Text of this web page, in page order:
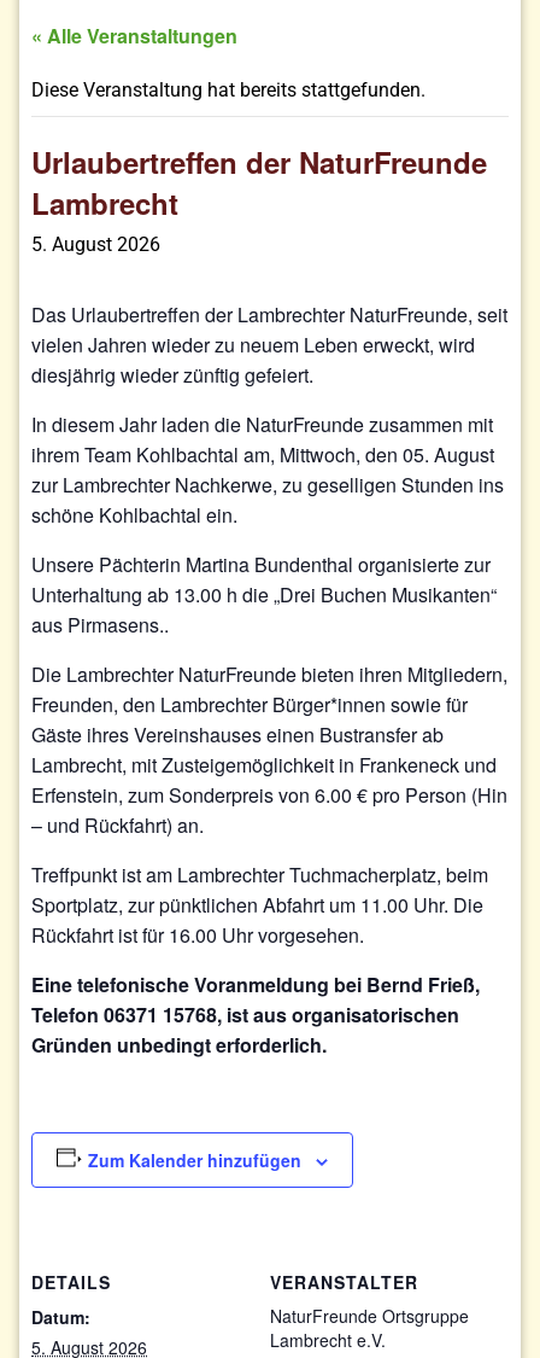
« Alle Veranstaltungen
Diese Veranstaltung hat bereits stattgefunden.
Urlaubertreffen der NaturFreunde
Lambrecht
5. August 2026
Das Urlaubertreffen der Lambrechter NaturFreunde, seit
vielen Jahren wieder zu neuem Leben erweckt, wird
diesjährig wieder zünftig gefeiert.
In diesem Jahr laden die NaturFreunde zusammen mit
ihrem Team Kohlbachtal am, Mittwoch, den 05. August
zur Lambrechter Nachkerwe, zu geselligen Stunden ins
schöne Kohlbachtal ein.
Unsere Pächterin Martina Bundenthal organisierte zur
Unterhaltung ab 13.00 h die „Drei Buchen Musikanten“
aus Pirmasens..
Die Lambrechter NaturFreunde bieten ihren Mitgliedern,
Freunden, den Lambrechter Bürger*innen sowie für
Gäste ihres Vereinshauses einen Bustransfer ab
Lambrecht, mit Zusteigemöglichkeit in Frankeneck und
Erfenstein, zum Sonderpreis von 6.00 € pro Person (Hin
– und Rückfahrt) an.
Treffpunkt ist am Lambrechter Tuchmacherplatz, beim
Sportplatz, zur pünktlichen Abfahrt um 11.00 Uhr. Die
Rückfahrt ist für 16.00 Uhr vorgesehen.
Eine telefonische Voranmeldung bei Bernd Frieß,
Telefon 06371 15768, ist aus organisatorischen
Gründen unbedingt erforderlich.
Zum Kalender hinzufügen
DETAILS
Datum:
5. August 2026
VERANSTALTER
NaturFreunde Ortsgruppe
Lambrecht e.V.